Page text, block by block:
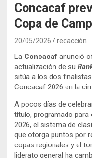
Concacaf
Copa de
20/05/2026 redacción
La Concacaf anunció
actualización de su
sitúa a los dos
Concacaf 2026 en la
A pocos días de
título, programado para
2026, el sistema de
que otorga puntos por
copas regionales y el
liderato general ha